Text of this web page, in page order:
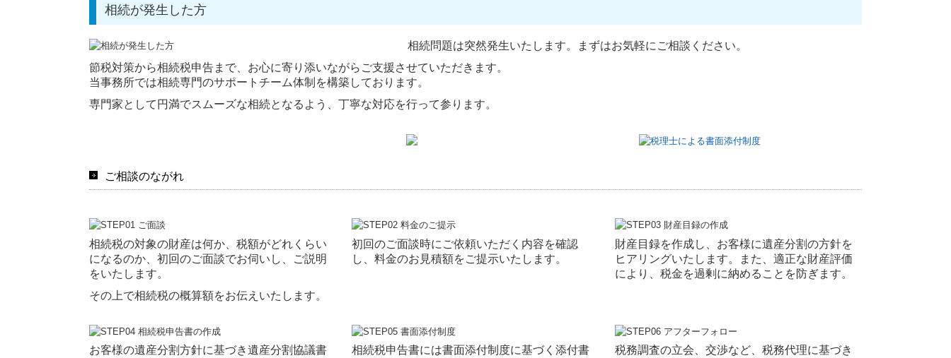
相続が発生した方
相続問題は突然発生いたします。まずはお気軽にご相談ください。
節税対策から相続税申告まで、お心に寄り添いながらご支援させていただきます。
当事務所では相続専門のサポートチーム体制を構築しております。
専門家として円満でスムーズな相続となるよう、丁寧な対応を行って参ります。
ご相談のながれ
相続税の対象の財産は何か、税額がどれくらい
になるのか、初回のご面談でお伺いし、ご説明
をいたします。
その上で相続税の概算額をお伝えいたします。
初回のご面談時にご依頼いただく内容を確認
し、料金のお見積額をご提示いたします。
財産目録を作成し、お客様に遺産分割の方針を
ヒアリングいたします。また、適正な財産評価
により、税金を過剰に納めることを防ぎます。
お客様の遺産分割方針に基づき遺産分割協議書
相続税申告書には書面添付制度に基づく添付書
税務調査の立会、交渉など、税務代理に基づき